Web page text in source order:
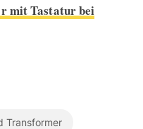
mit Tastatur bei
Transformer